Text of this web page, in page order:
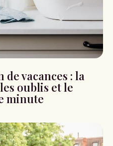
vacances : la
oublis et le
minute